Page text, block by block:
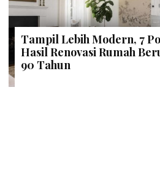
Tampil Lebih Modern, 7
Hasil Renovasi Rumah
90 Tahun